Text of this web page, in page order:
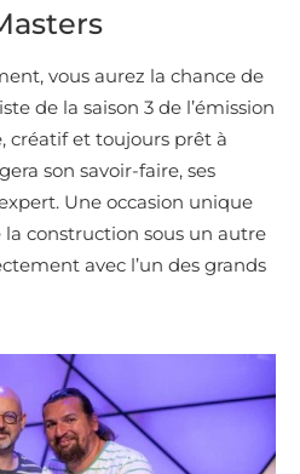
vous aurez la chance de
de la saison 3 de l’émission
créatif et toujours prêt à
son savoir-faire, ses
Une occasion unique
la construction sous un autre
avec l’un des grands